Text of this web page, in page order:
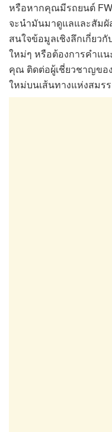
หรือหากคุณมีรถยนต์
จะนำมันมาดูแลและสัม
สนใจข้อมูลเชิงลึกเกี่ยว
ใหม่ๆ หรือต้องการคำแ
คุณ ติดต่อผู้เชี่ยวชาญของ
ใหม่บนเส้นทางแห่งสมร